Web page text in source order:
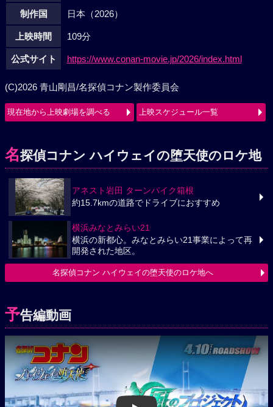
制作国 日本（2026）
上映時間 109分
公式サイト https://www.conan-movie.jp/2026/index.html
(C)2026 青山剛昌/名探偵コナン製作委員会
現在地から上映劇場を調べる 上映スケジュール一覧
名探偵コナン ハイウェイの堕天使のロケ地
アネスト岩田 ターンパイク箱根
約15.7kmの道路でドライブにおすすめ
横浜みなとみらい21
横浜の新都心。みなとみらい21事業によって再
開発された地区。
名探偵コナン ハイウェイの堕天使のロケ地へ
予告編動画